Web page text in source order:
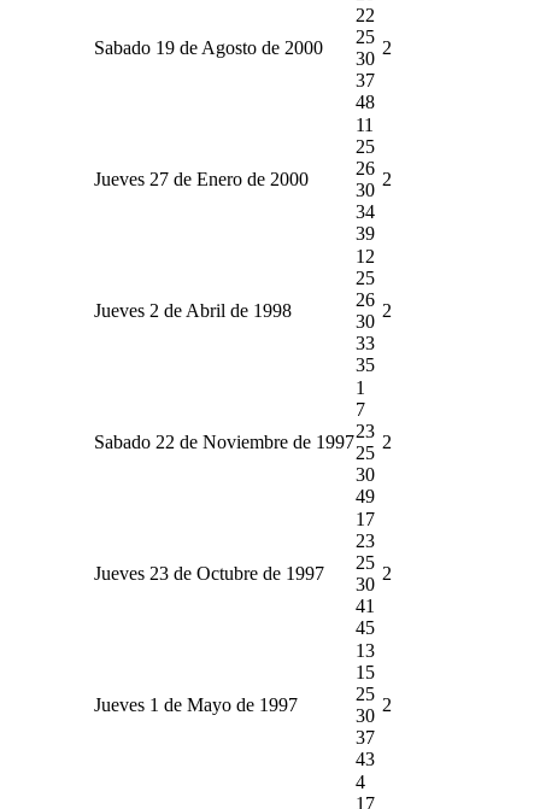
Sabado 19 de Agosto de 2000
22
25
30
37
48
2
Jueves 27 de Enero de 2000
11
25
26
30
34
39
2
Jueves 2 de Abril de 1998
12
25
26
30
33
35
2
Sabado 22 de Noviembre de 1997
1
7
23
25
30
49
2
Jueves 23 de Octubre de 1997
17
23
25
30
41
45
2
Jueves 1 de Mayo de 1997
13
15
25
30
37
43
2
4
17